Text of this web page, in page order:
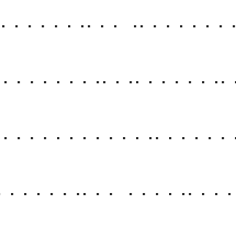
. . . . .. . . .. . . . . . .
. . . . . .. . .. . . . . .
. . . . . . . . . .. . . . .
. . . . .. . . . . . . .. . .